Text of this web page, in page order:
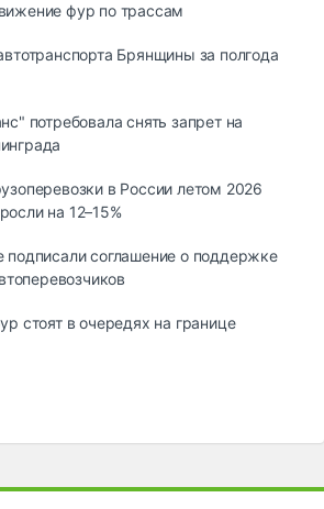
фур по трассам
Брянщины за полгода
потребовала снять запрет на
в России летом 2026
на 12–15%
подписали соглашение о поддержке
стоят в очередях на границе